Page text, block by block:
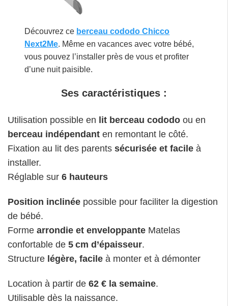
Découvrez ce berceau cododo Chicco
Next2Me. Même en vacances avec votre bébé,
vous pouvez l’installer près de vous et profiter
d’une nuit paisible.
Ses caractéristiques :
Utilisation possible en lit berceau cododo ou en
berceau indépendant en remontant le côté.
Fixation au lit des parents sécurisée et facile à
installer.
Réglable sur 6 hauteurs
Position inclinée possible pour faciliter la digestion
de bébé.
Forme arrondie et enveloppante Matelas
confortable de 5 cm d’épaisseur.
Structure légère, facile à monter et à démonter
Location à partir de 62 € la semaine.
Utilisable dès la naissance.